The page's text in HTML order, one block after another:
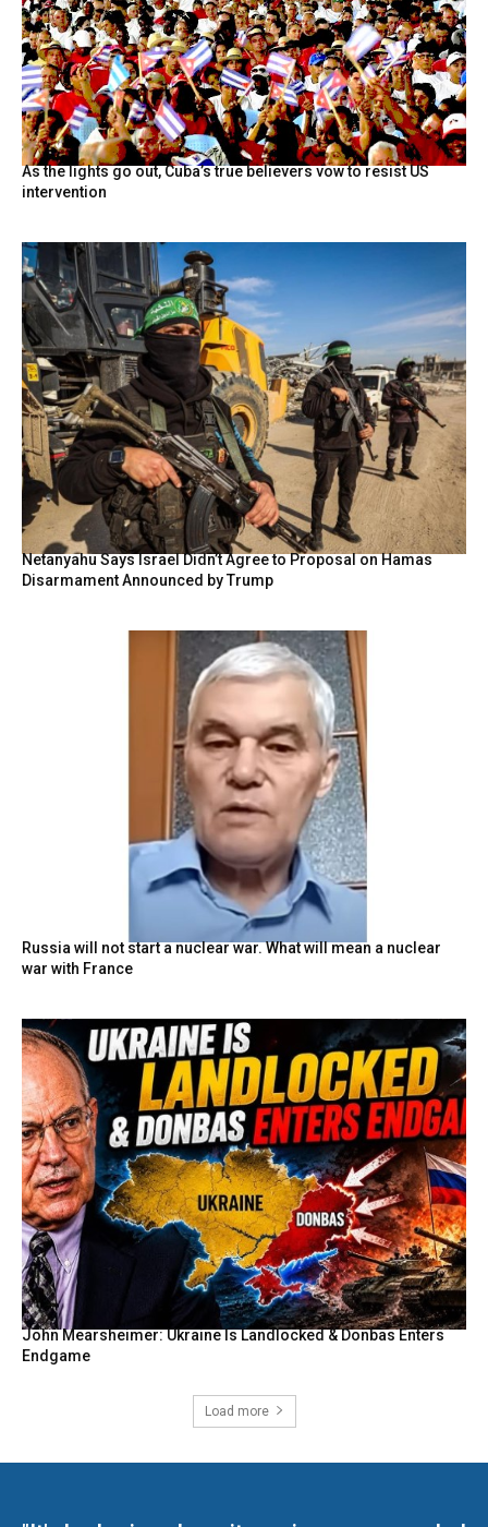
As the lights go out, Cuba’s true believers vow to resist US
intervention
Netanyahu Says Israel Didn’t Agree to Proposal on Hamas
Disarmament Announced by Trump
Russia will not start a nuclear war. What will mean a nuclear
war with France
John Mearsheimer: Ukraine Is Landlocked & Donbas Enters
Endgame
Load more